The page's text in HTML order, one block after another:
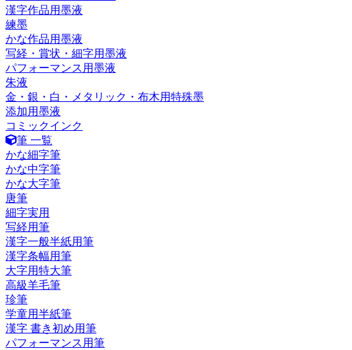
漢字作品用墨液
練墨
かな作品用墨液
写経・賞状・細字用墨液
パフォーマンス用墨液
朱液
金・銀・白・メタリック・布木用特殊墨
添加用墨液
コミックインク
筆 一覧
かな細字筆
かな中字筆
かな大字筆
唐筆
細字実用
写経用筆
漢字一般半紙用筆
漢字条幅用筆
大字用特大筆
高級羊毛筆
珍筆
学童用半紙筆
漢字 書き初め用筆
パフォーマンス用筆